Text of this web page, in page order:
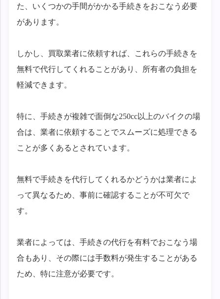
た、いくつかの手間がかかる手続きをおこなう必要
があります。
しかし、買取業者に依頼すれば、これらの手続きを
無料で代行してくれることがあり、所有者の負担を
軽減できます。
特に、手続きが複雑で面倒な250cc以上のバイクの場
合は、業者に依頼することでスムーズに処理できる
ことが多くあるとされています。
無料で手続きを代行してくれるかどうかは業者によ
って異なるため、事前に確認することが不可欠で
す。
業者によっては、手続きの代行を有料でおこなう場
合もあり、その際には手数料が発生することがある
ため、特に注意が必要です。